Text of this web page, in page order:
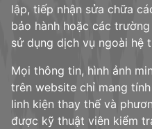
lập, tiếp nhận sửa chữa
bảo hành hoặc các
sử dụng dịch vụ ngoài hệ
Mọi thông tin, hình ảnh
trên website chỉ mang
linh kiện thay thế và
được kỹ thuật viên kiểm